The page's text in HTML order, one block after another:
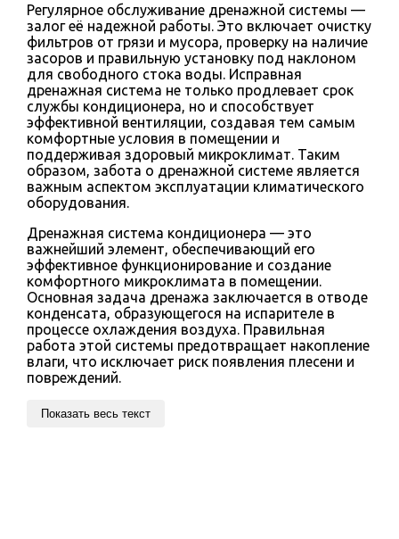
Регулярное обслуживание дренажной системы —
залог её надежной работы. Это включает очистку
фильтров от грязи и мусора, проверку на наличие
засоров и правильную установку под наклоном
для свободного стока воды. Исправная
дренажная система не только продлевает срок
службы кондиционера, но и способствует
эффективной вентиляции, создавая тем самым
комфортные условия в помещении и
поддерживая здоровый микроклимат. Таким
образом, забота о дренажной системе является
важным аспектом эксплуатации климатического
оборудования.
Дренажная система кондиционера — это
важнейший элемент, обеспечивающий его
эффективное функционирование и создание
комфортного микроклимата в помещении.
Основная задача дренажа заключается в отводе
конденсата, образующегося на испарителе в
процессе охлаждения воздуха. Правильная
работа этой системы предотвращает накопление
влаги, что исключает риск появления плесени и
повреждений.
Показать весь текст